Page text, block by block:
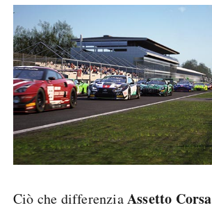
Ciò che differenziaAssetto Corsa